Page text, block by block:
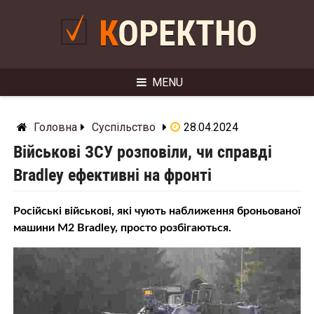
КОРЕКТНО
MENU
Головна Суспільство 28.04.2024
Військові ЗСУ розповіли, чи справді
Bradley ефективні на фронті
Російські військові, які чують наближення броньованої
машини М2 Bradley, просто розбігаються.